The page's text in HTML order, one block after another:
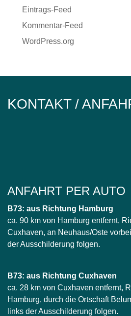
Eintrags-Feed
Kommentar-Feed
WordPress.org
KONTAKT /
ANFAHRT PER AUTO
B73: aus Richtung Hamburg
ca. 90 km von Hamburg entfernt,
Cuxhaven, an Neuhaus/Oste
der Ausschilderung folgen.
B73: aus Richtung Cuxhaven
ca. 28 km von Cuxhaven entfernt,
Hamburg, durch die Ortschaft
links der Ausschilderung folgen.